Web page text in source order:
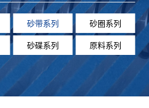
砂带系列
砂圈系列
砂碟系列 原料系列